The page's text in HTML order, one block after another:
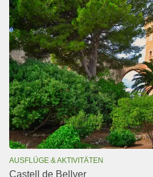
AUSFLÜGE & AKTIVITÄTEN
Castell de Bellver